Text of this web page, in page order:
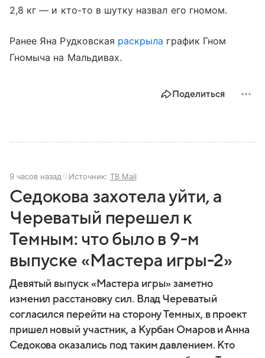
2,8 кг — и кто-то в шутку назвал его гномом.
Ранее Яна Рудковская раскрыла график Гном
Гномыча на Мальдивах.
Поделиться
9 часов назад Источник: ТВ Mail
Седокова захотела уйти, а
Череватый перешел к
Темным: что было в 9-м
выпуске «Мастера игры-2»
Девятый выпуск «Мастера игры» заметно
изменил расстановку сил. Влад Череватый
согласился перейти на сторону Темных, в проект
пришел новый участник, а Курбан Омаров и Анна
Седокова оказались под таким давлением. Кто